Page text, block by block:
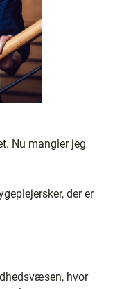
Nu mangler jeg
der er
hvor